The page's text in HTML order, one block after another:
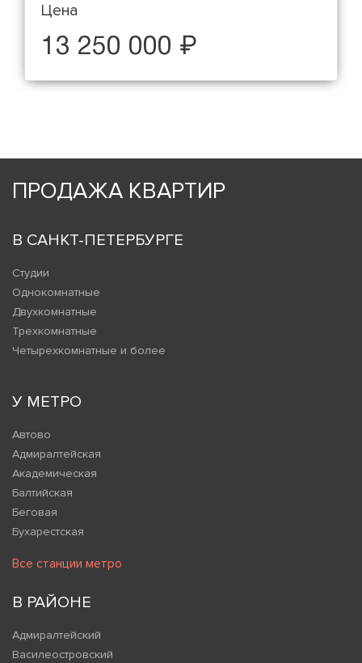
Цена
13 250 000 ₽
ПРОДАЖА КВАРТИР
В САНКТ-ПЕТЕРБУРГЕ
Студии
Однокомнатные
Двухкомнатные
Трехкомнатные
Четырехкомнатные и более
У МЕТРО
Автово
Адмиралтейская
Академическая
Балтийская
Беговая
Бухарестская
Все станции метро
В РАЙОНЕ
Адмиралтейский
Василеостровский